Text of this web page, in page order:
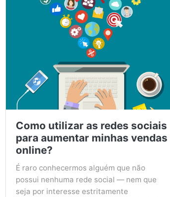
Como utilizar as redes sociais
para aumentar minhas vendas
online?
É raro conhecermos alguém que não
possui nenhuma rede social — nem que
seja por interesse estritamente